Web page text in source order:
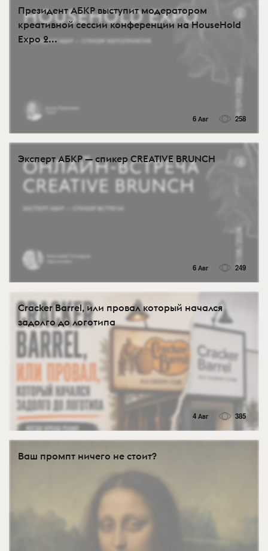
Президент АБКР выступит модератором
креативной сессии конференции на HouseHold
Expo 2...
6 Авг 258
Эксперт АБКР — спикер CREATIVE BRUNCH
6 Авг 249
Cracker Barrel, или провал который начался
задолго до логотипа
4 Авг 385
Ваш промпт ничего не стоит?